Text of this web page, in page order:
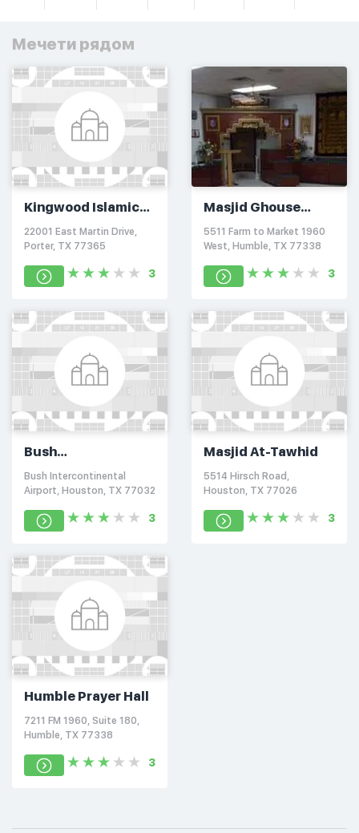
Мечети рядом
Kingwood Islamic
Center
22001 East Martin Drive,
Porter, TX 77365
3
Masjid Ghouse
Azam
5511 Farm to Market 1960
West, Humble, TX 77338
3
Bush
Intercontinental
Airport (IAH)
Bush Intercontinental
Airport, Houston, TX 77032
3
Masjid At-Tawhid
5514 Hirsch Road,
Houston, TX 77026
3
Humble Prayer Hall
7211 FM 1960, Suite 180,
Humble, TX 77338
3